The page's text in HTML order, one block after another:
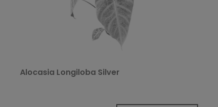
Alocasia Longiloba Silver